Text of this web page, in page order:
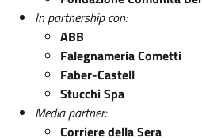
In partnership con:
ABB
Falegnameria Cometti
Faber-Castell
Stucchi Spa
Media partner:
Corriere della Sera